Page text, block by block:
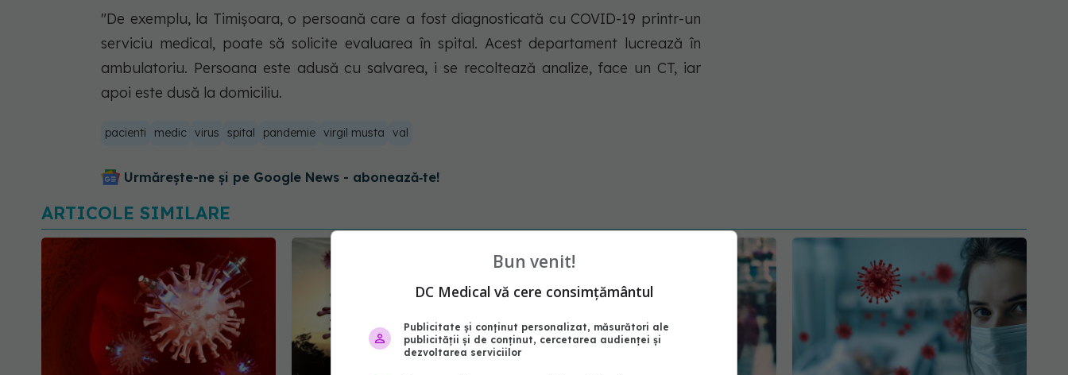
"De exemplu, la Timișoara, o persoană care a fost diagnosticată cu COVID-19 printr-un
serviciu medical, poate să solicite evaluarea în spital. Acest departament lucrează în
ambulatoriu. Persoana este adusă cu salvarea, i se recoltează analize, face un CT, iar
apoi este dusă la domiciliu.
pacienti medic virus spital pandemie virgil musta val
Urmărește-ne și pe Google News - abonează‑te!
ARTICOLE SIMILARE
Bun venit!
DC Medical vă cere consimțământul
Publicitate și conținut personalizat, măsurători ale
publicității și de conținut, cercetarea audienței și
dezvoltarea serviciilor